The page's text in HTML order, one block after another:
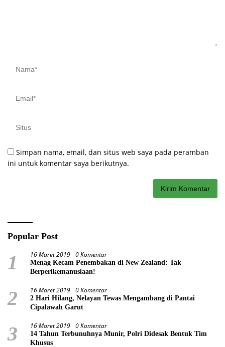
Simpan nama, email, dan situs web saya pada peramban
ini untuk komentar saya berikutnya.
Popular Post
1 16 Maret 2019 0 Komentar
Menag Kecam Penembakan di New Zealand: Tak
Berperikemanusiaan!
2 16 Maret 2019 0 Komentar
2 Hari Hilang, Nelayan Tewas Mengambang di Pantai
Cipalawah Garut
3 16 Maret 2019 0 Komentar
14 Tahun Terbunuhnya Munir, Polri Didesak Bentuk Tim
Khusus